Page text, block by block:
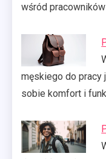
wśród
męskiego do pracy
sobie komfort i